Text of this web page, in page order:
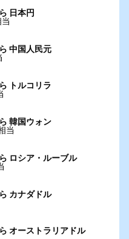
日本円
中国人民元
トルコリラ
韓国ウォン
当
ロシア・ルーブル
カナダドル
オーストラリアドル